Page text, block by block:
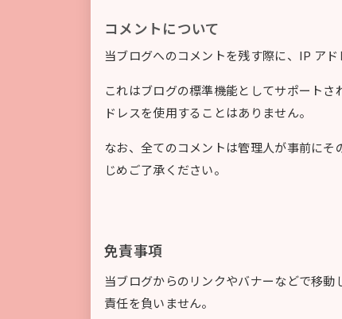
コメントについて
当ブログへのコメントを残す際に、IP アド
これはブログの標準機能としてサポート
ドレスを使用することはありません。
なお、全てのコメントは管理人が事前に
じめご了承ください。
免責事項
当ブログからのリンクやバナーなどで移
責任を負いません。